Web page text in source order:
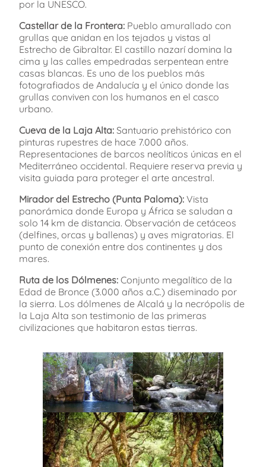
por la UNESCO.
Castellar de la Frontera: Pueblo amurallado con
grullas que anidan en los tejados y vistas al
Estrecho de Gibraltar. El castillo nazarí domina la
cima y las calles empedradas serpentean entre
casas blancas. Es uno de los pueblos más
fotografiados de Andalucía y el único donde las
grullas conviven con los humanos en el casco
urbano.
Cueva de la Laja Alta: Santuario prehistórico con
pinturas rupestres de hace 7.000 años.
Representaciones de barcos neolíticos únicas en el
Mediterráneo occidental. Requiere reserva previa y
visita guiada para proteger el arte ancestral.
Mirador del Estrecho (Punta Paloma): Vista
panorámica donde Europa y África se saludan a
solo 14 km de distancia. Observación de cetáceos
(delfines, orcas y ballenas) y aves migratorias. El
punto de conexión entre dos continentes y dos
mares.
Ruta de los Dólmenes: Conjunto megalítico de la
Edad de Bronce (3.000 años a.C.) diseminado por
la sierra. Los dólmenes de Alcalá y la necrópolis de
la Laja Alta son testimonio de las primeras
civilizaciones que habitaron estas tierras.